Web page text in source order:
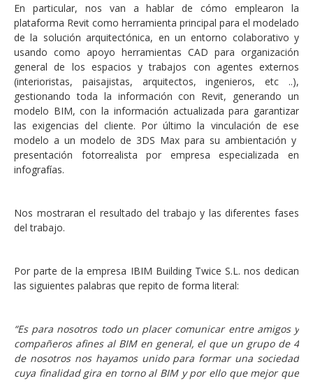
En particular, nos van a hablar de cómo emplearon la
plataforma Revit como herramienta principal para el modelado
de la solución arquitectónica, en un entorno colaborativo y
usando como apoyo herramientas CAD para organización
general de los espacios y trabajos con agentes externos
(interioristas, paisajistas, arquitectos, ingenieros, etc ..),
gestionando toda la información con Revit, generando un
modelo BIM, con la información actualizada para garantizar
las exigencias del cliente. Por último la vinculación de ese
modelo a un modelo de 3DS Max para su ambientación y
presentación fotorrealista por empresa especializada en
infografías.
Nos mostraran el resultado del trabajo y las diferentes fases
del trabajo.
Por parte de la empresa IBIM Building Twice S.L. nos dedican
las siguientes palabras que repito de forma literal:
“Es para nosotros todo un placer comunicar entre amigos y
compañeros afines al BIM en general, el que un grupo de 4
de nosotros nos hayamos unido para formar una sociedad
cuya finalidad gira en torno al BIM y por ello que mejor que